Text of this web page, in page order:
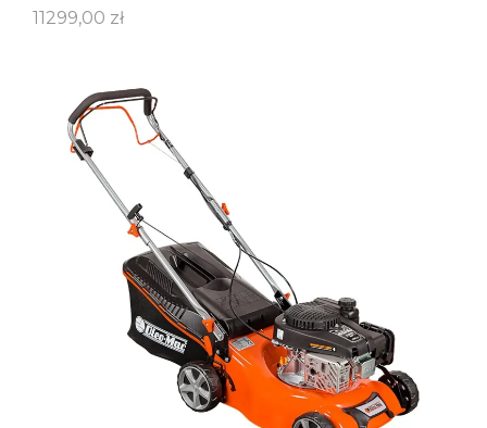
11299,00 zł